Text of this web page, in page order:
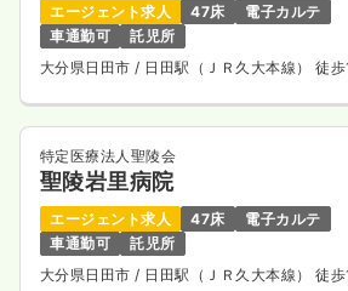
エージェント求人 47床
電子カルテ
車通勤可
託児所
大分県日田市/ 日田駅（ＪＲ久大本線） 徒
特定医療法人聖陵会
聖陵岩里病院
エージェント求人 47床
電子カルテ
車通勤可
託児所
大分県日田市/ 日田駅（ＪＲ久大本線） 徒